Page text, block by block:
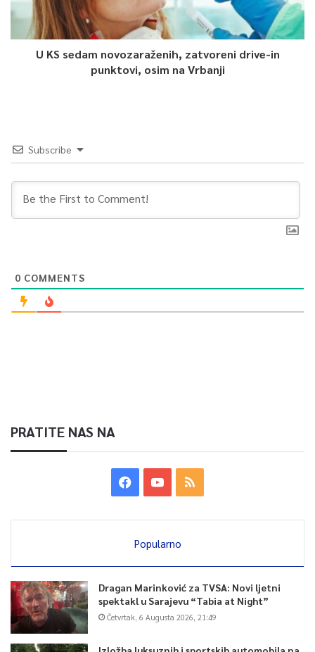
U KS sedam novozaraženih, zatvoreni drive-in
punktovi, osim na Vrbanji
Subscribe
0 COMMENTS
PRATITE NAS NA
Popularno
Dragan Marinković za TVSA: Novi ljetni
spektakl u Sarajevu “Tabia at Night”
Četvrtak, 6 Augusta 2026, 21:49